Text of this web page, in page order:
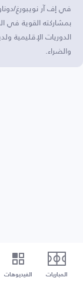
في إف آر نويبورغ/
بمشاركته القوية في
الدوريات الإقليمية
والضراء.
المباريات الفيديوهات